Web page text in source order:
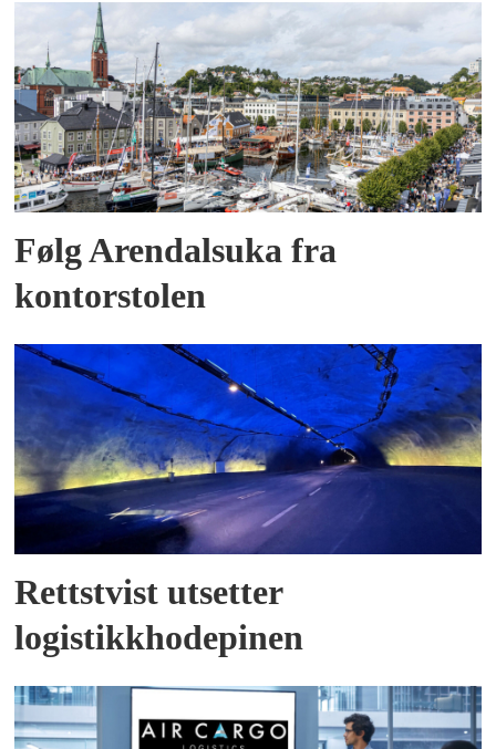
Følg Arendalsuka fra
kontorstolen
Rettstvist utsetter
logistikkhodepinen